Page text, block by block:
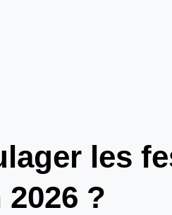
les
?